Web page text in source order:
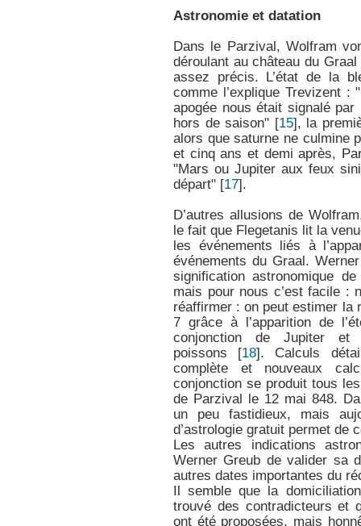
Astronomie et datation
Dans le Parzival, Wolfram
déroulant au château du
assez précis. L’état de la
comme l’explique Trevizent
apogée nous était signalé
hors de saison" [15], la
alors que saturne ne culmine
et cinq ans et demi après,
"Mars ou Jupiter aux feux
départ"[17].
D’autres allusions de
le fait que Flegetanis lit la
les événements liés à
événements du Graal.
signification astronomique
mais pour nous c’est facile :
réaffirmer : on peut estimer la
7 grâce à l’apparition de
conjonction de Jupiter
poissons [18]. Calculs
complète et nouveaux
conjonction se produit tous
de Parzival le 12 mai 848.
un peu fastidieux, mais
d’astrologie gratuit permet de
Les autres indications
Werner Greub de valider sa
autres dates importantes du
Il semble que la
trouvé des contradicteurs et
ont été proposées, mais